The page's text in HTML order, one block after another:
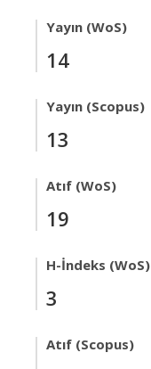
Yayın (WoS)
14
Yayın (Scopus)
13
Atıf (WoS)
19
H-İndeks (WoS)
3
Atıf (Scopus)